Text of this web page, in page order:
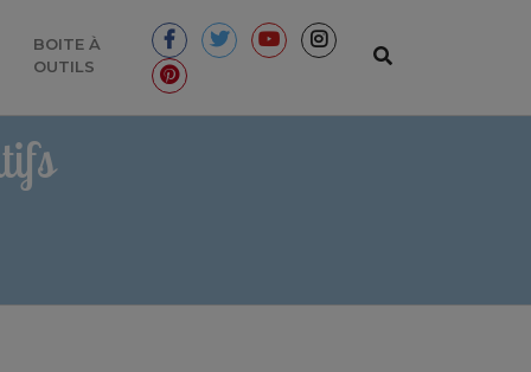
BOITE À
OUTILS